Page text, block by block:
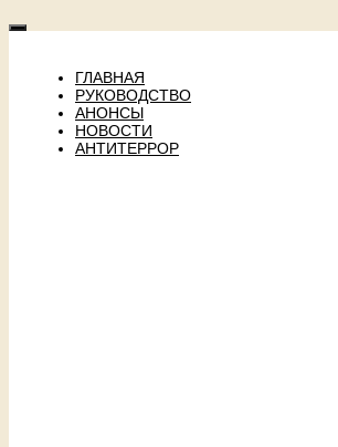
ГЛАВНАЯ
РУКОВОДСТВО
АНОНСЫ
НОВОСТИ
АНТИТЕРРОР